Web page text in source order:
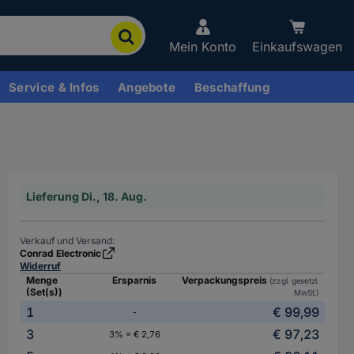
Mein Konto Einkaufswagen
Service & Infos Angebote Beschaffung
Lieferung Di., 18. Aug.
Verkauf und Versand:
Conrad Electronic
Widerruf
Menge
(Set(s))
Ersparnis Verpackungspreis (zzgl. gesetzl.
MwSt.)
1 -
€ 99,99
3
3% = € 2,76
€ 97,23